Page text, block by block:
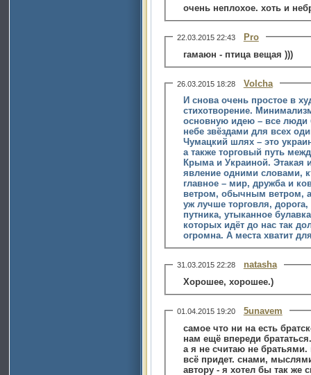
очень
22.03.2015 22:43
Pro
гамаюн - птица вещая )))
26.03.2015 18:28
Volcha
И снова очень простое в
стихотворение.
основную идею – все люди
небе звёздами для всех
Чумацкий шлях – это
а также торговый путь
Крыма и Украиной. Этакая
явление одними словами,
главное – мир, дружба и
ветром, обычным ветром,
уж лучше торговля,
путника, утыканное
которых идёт до нас так
огромна. А места хватит
31.03.2015 22:28
natasha
Хорошее, хорошее.)
01.04.2015 19:20
5unavem
самое что ни на есть
нам ещё впереди
а я не считаю не братьями.
всё придет. снами,
автору - я хотел бы так же